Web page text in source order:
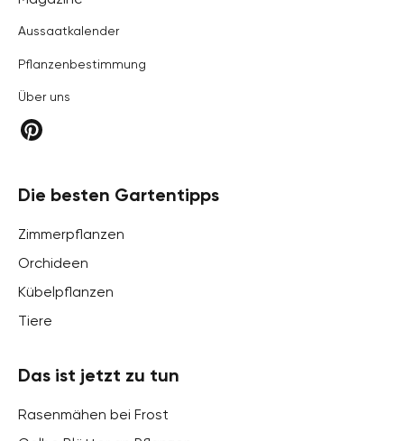
Aussaatkalender
Pflanzenbestimmung
Über uns
Die besten Gartentipps
Zimmerpflanzen
Orchideen
Kübelpflanzen
Tiere
Das ist jetzt zu tun
Rasenmähen bei Frost